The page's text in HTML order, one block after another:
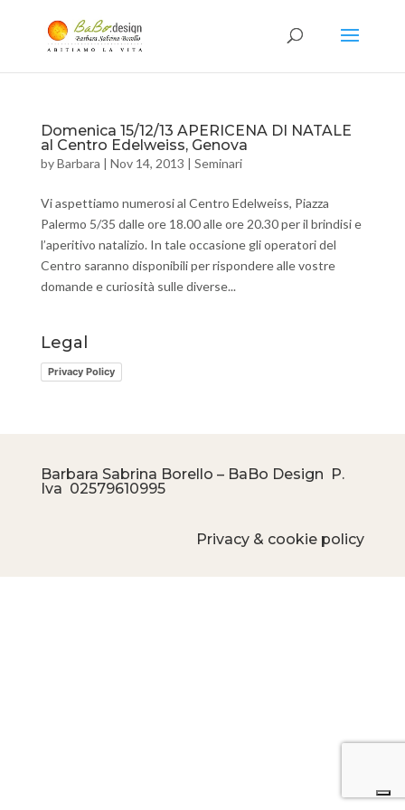
Domenica 15/12/13 APERICENA DI NATALE
al Centro Edelweiss, Genova
byBarbara | Nov 14, 2013 | Seminari
Vi aspettiamo numerosi al Centro Edelweiss, Piazza
Palermo 5/35 dalle ore 18.00 alle ore 20.30 per il brindisi e
l’aperitivo natalizio. In tale occasione gli operatori del
Centro saranno disponibili per rispondere alle vostre
domande e curiosità sulle diverse...
Legal
Privacy Policy
Barbara Sabrina Borello – BaBo Design P.
Iva 02579610995
Privacy & cookie policy